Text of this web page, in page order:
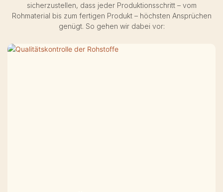
sicherzustellen, dass jeder Produktionsschritt – vom
Rohmaterial bis zum fertigen Produkt – höchsten Ansprüchen
genügt. So gehen wir dabei vor: